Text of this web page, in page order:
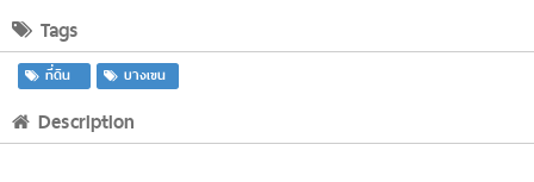
Tags
ที่ดิน บางเขน
Description